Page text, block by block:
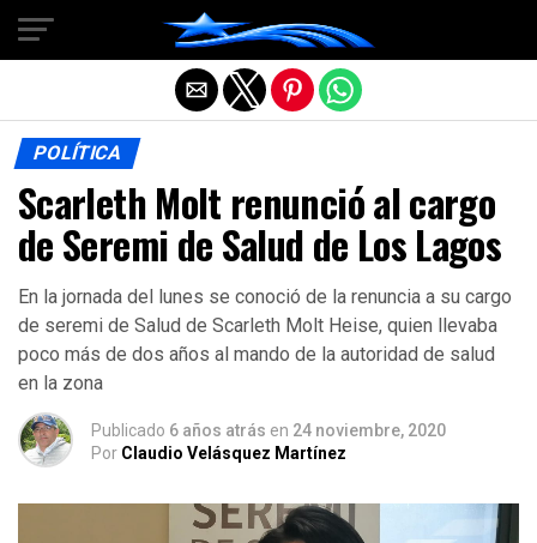
POLÍTICA
Scarleth Molt renunció al cargo
de Seremi de Salud de Los Lagos
En la jornada del lunes se conoció de la renuncia a su cargo
de seremi de Salud de Scarleth Molt Heise, quien llevaba
poco más de dos años al mando de la autoridad de salud
en la zona
Publicado 6 años atrás en 24 noviembre, 2020
Por Claudio Velásquez Martínez
Salir de la versión móvil